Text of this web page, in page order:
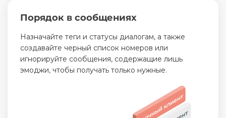
Порядок в сообщениях
Назначайте теги и статусы диалогам, а также
создавайте черный список номеров или
игнорируйте сообщения, содержащие лишь
эмоджи, чтобы получать только нужные.